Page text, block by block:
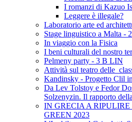
I romanzi di Kazuo
Leggere è illegale?
Laboratorio arte ed
Stage linguistico a Malta -
In viaggio con la Fisica
I beni culturali del nostro
Pelmeny party - 3 B LIN
Attività sul teatro delle
Kandinsky - Progetto Clil
Da Lev Tolstoy e Fedor
Solzenyzin. Il rapporto
IN GRECIA A
GREEN 2023